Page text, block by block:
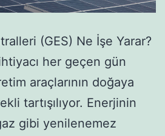
(GES) Ne İşe Yarar?
her geçen gün
araçlarının doğaya
tartışılıyor. Enerjinin
gibi yenilenemez